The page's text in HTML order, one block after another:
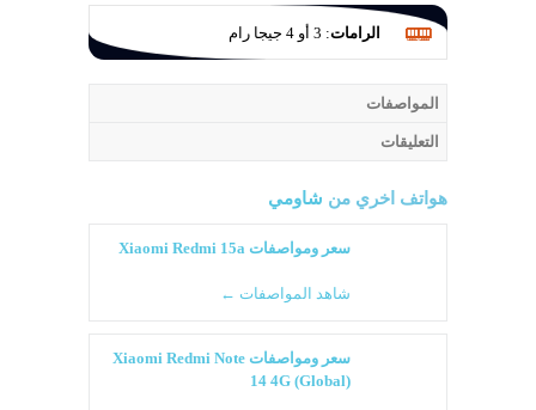
الرامات: 3 أو 4 جيجا رام
المواصفات
التعليقات
هواتف اخري من شاومي
سعر ومواصفات Xiaomi Redmi 15a
شاهد المواصفات ←
سعر ومواصفات Xiaomi Redmi Note
14 4G (Global)